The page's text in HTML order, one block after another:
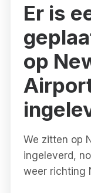
Er is
op
We zitten op
ingeleverd,
weer richting